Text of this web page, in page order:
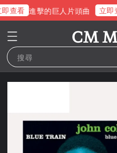
查看 進擊的巨人片頭曲 立即
CM
搜尋